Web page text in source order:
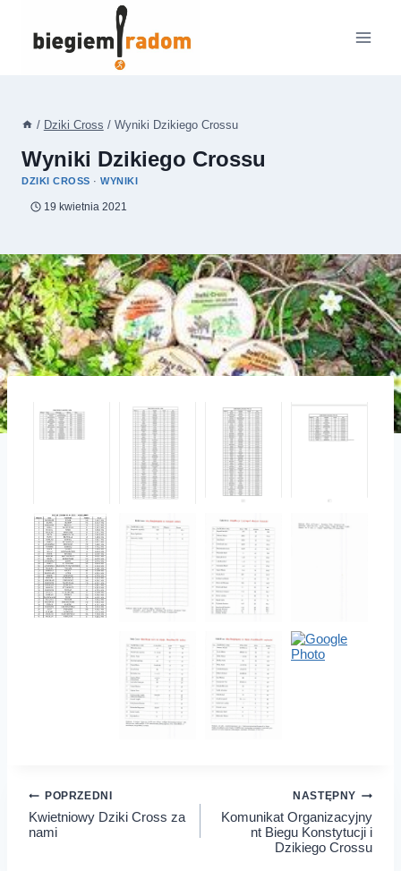
/ Dziki Cross / Wyniki Dzikiego Crossu
Wyniki Dzikiego Crossu
DZIKI CROSS ·WYNIKI
19 kwietnia 2021
Nawigacja
wpisu
POPRZEDNI
Kwietniowy Dziki Cross za
nami
NASTĘPNY
Komunikat Organizacyjny
nt Biegu Konstytucji i
Dzikiego Crossu